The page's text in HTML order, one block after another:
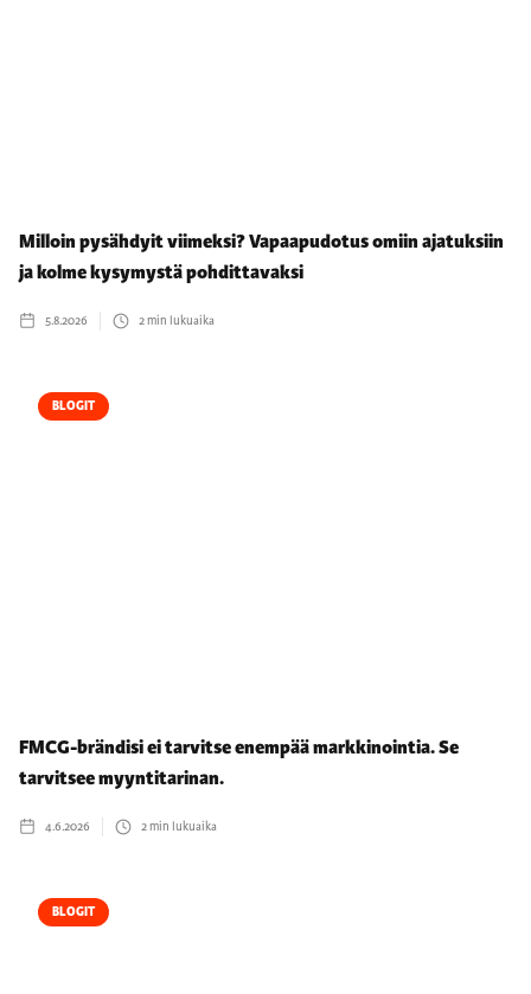
Milloin pysähdyit viimeksi? Vapaapudotus omiin ajatuksiin
ja kolme kysymystä pohdittavaksi
5.8.2026 2min lukuaika
BLOGIT
FMCG-brändisi ei tarvitse enempää markkinointia. Se
tarvitsee myyntitarinan.
4.6.2026 2min lukuaika
BLOGIT